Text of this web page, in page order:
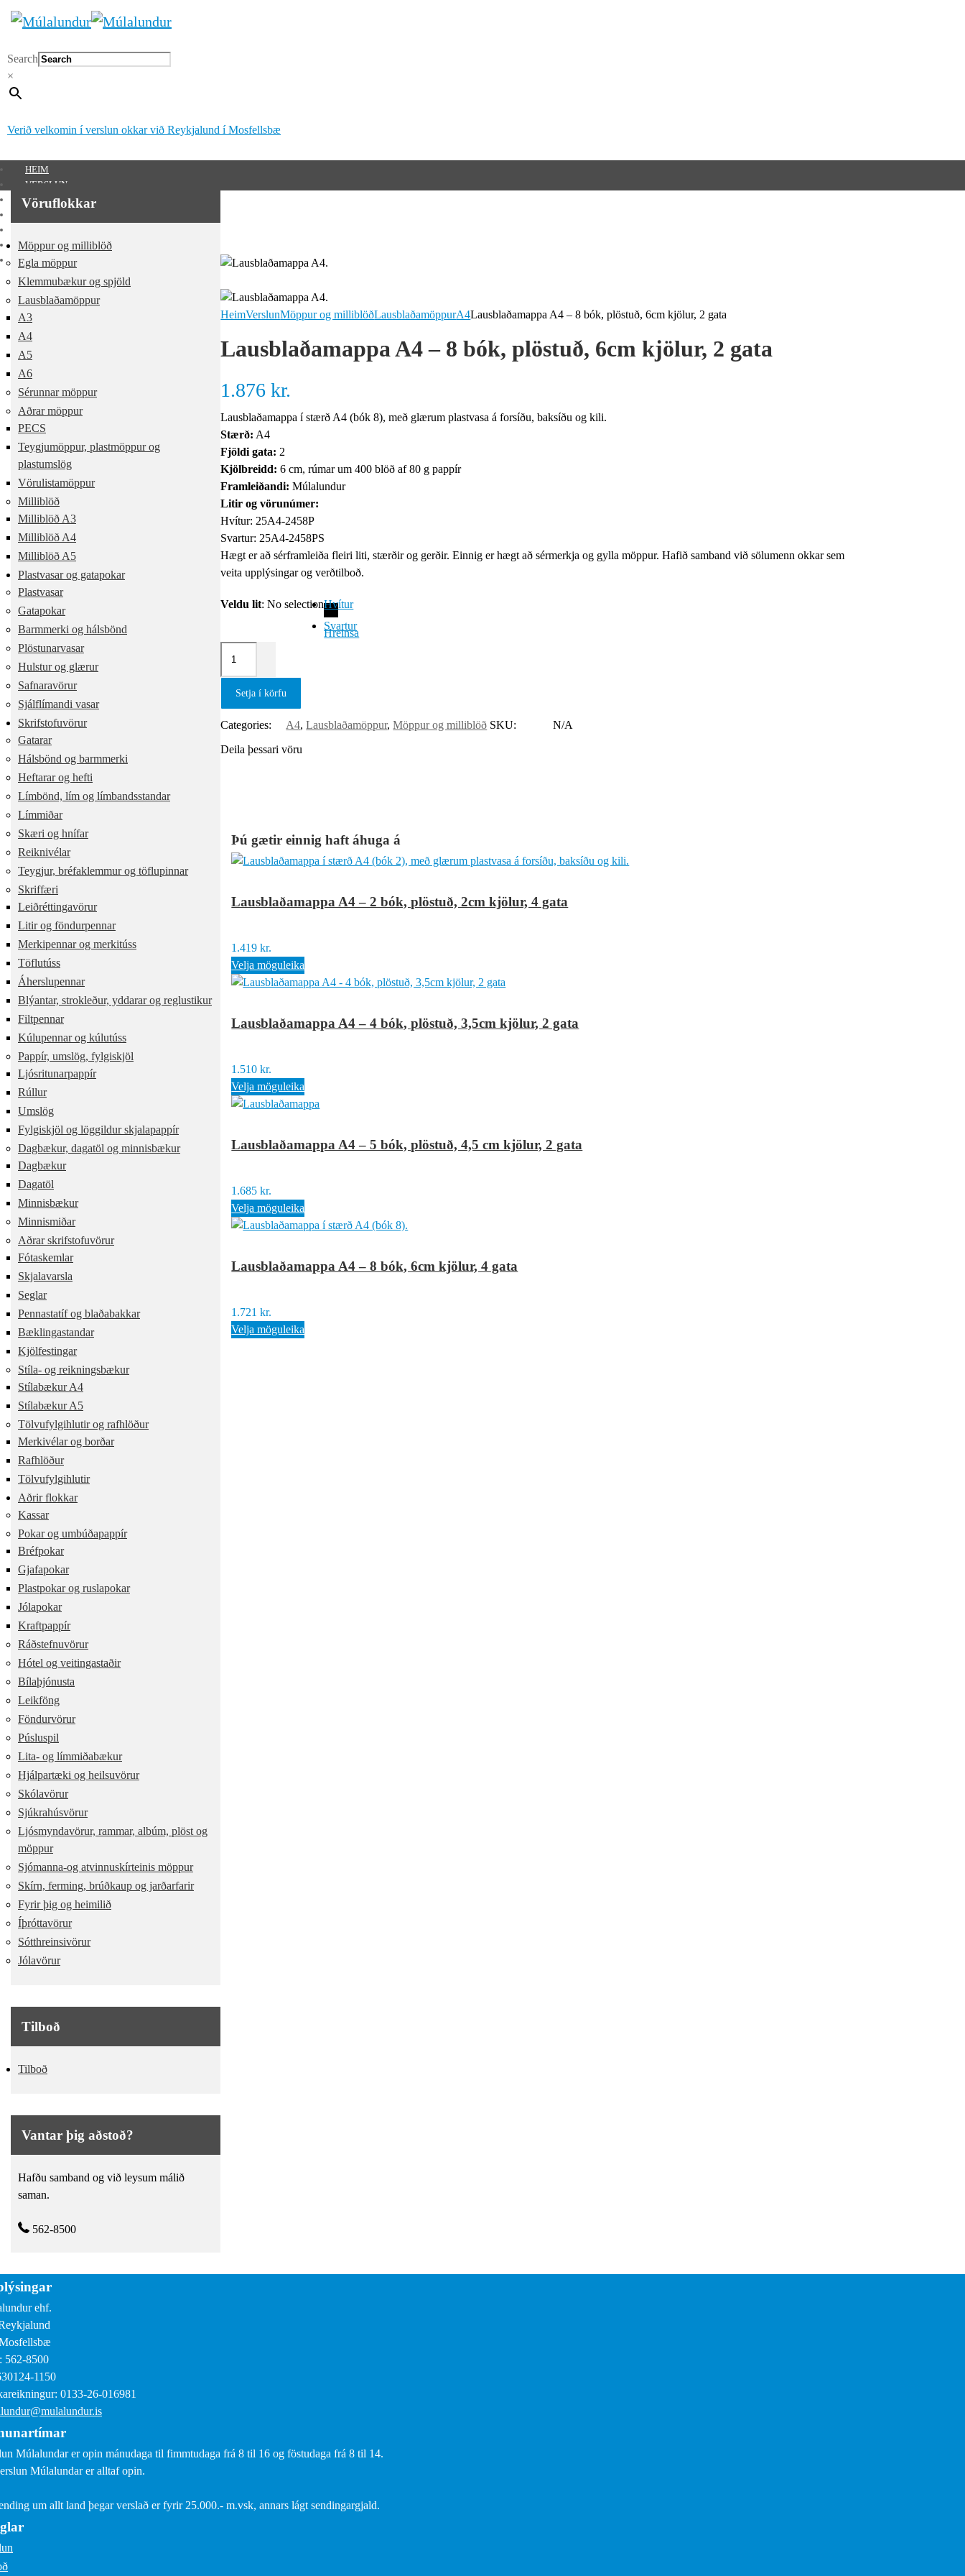
Search
×
Verið velkomin í verslun okkar við Reykjalund í Mosfellsbæ
HEIM
VERSLUN
SÉRUNNAR VÖRUR
HAFA SAMBAND
MITT SVÆÐI
Mitt svæði
0 kr.
HeimVerslunMöppur og milliblöðLausblaðamöppurA4Lausblaðamappa A4 – 8 bók, plöstuð, 6cm kjölur, 2 gata
Lausblaðamappa A4 – 8 bók, plöstuð, 6cm kjölur, 2 gata
1.876kr.
Lausblaðamappa í stærð A4 (bók 8), með glærum plastvasa á forsíðu, baksíðu og kili.
Stærð: A4
Fjöldi gata: 2
Kjölbreidd: 6 cm, rúmar um 400 blöð af 80 g pappír
Framleiðandi:Múlalundur
Litir og vörunúmer:
Hvítur: 25A4-2458P
Svartur: 25A4-2458PS
Hægt er að sérframleiða fleiri liti, stærðir og gerðir. Einnig er hægt að sérmerkja og gylla möppur. Hafið samband við sölumenn okkar sem
veita upplýsingar og verðtilboð.
Veldu lit: No selectionHvítur
Svartur
Hreinsa
Setja í körfu
Categories: A4,Lausblaðamöppur,Möppur og milliblöð SKU:
N/A
Deila þessari vöru
Þú gætir einnig haft áhuga á
Lausblaðamappa A4 – 2 bók, plöstuð, 2cm kjölur, 4 gata
1.419kr.
Velja möguleika
Lausblaðamappa A4 – 4 bók, plöstuð, 3,5cm kjölur, 2 gata
1.510kr.
Velja möguleika
Lausblaðamappa A4 – 5 bók, plöstuð, 4,5 cm kjölur, 2 gata
1.685kr.
Velja möguleika
Lausblaðamappa A4 – 8 bók, 6cm kjölur, 4 gata
1.721kr.
Velja möguleika
Vöruflokkar
Möppur og milliblöð
Egla möppur
Klemmubækur og spjöld
Lausblaðamöppur
A3
A4
A5
A6
Sérunnar möppur
Aðrar möppur
PECS
Teygjumöppur, plastmöppur og
plastumslög
Vörulistamöppur
Milliblöð
Milliblöð A3
Milliblöð A4
Milliblöð A5
Plastvasar og gatapokar
Plastvasar
Gatapokar
Barmmerki og hálsbönd
Plöstunarvasar
Hulstur og glærur
Safnaravörur
Sjálflímandi vasar
Skrifstofuvörur
Gatarar
Hálsbönd og barmmerki
Heftarar og hefti
Límbönd, lím og límbandsstandar
Límmiðar
Skæri og hnífar
Reiknivélar
Teygjur, bréfaklemmur og töflupinnar
Skriffæri
Leiðréttingavörur
Litir og föndurpennar
Merkipennar og merkitúss
Töflutúss
Áherslupennar
Blýantar, strokleður, yddarar og reglustikur
Filtpennar
Kúlupennar og kúlutúss
Pappír, umslög, fylgiskjöl
Ljósritunarpappír
Rúllur
Umslög
Fylgiskjöl og löggildur skjalapappír
Dagbækur, dagatöl og minnisbækur
Dagbækur
Dagatöl
Minnisbækur
Minnismiðar
Aðrar skrifstofuvörur
Fótaskemlar
Skjalavarsla
Seglar
Pennastatíf og blaðabakkar
Bæklingastandar
Kjölfestingar
Stíla- og reikningsbækur
Stílabækur A4
Stílabækur A5
Tölvufylgihlutir og rafhlöður
Merkivélar og borðar
Rafhlöður
Tölvufylgihlutir
Aðrir flokkar
Kassar
Pokar og umbúðapappír
Bréfpokar
Gjafapokar
Plastpokar og ruslapokar
Jólapokar
Kraftpappír
Ráðstefnuvörur
Hótel og veitingastaðir
Bílaþjónusta
Leikföng
Föndurvörur
Púsluspil
Lita- og límmiðabækur
Hjálpartæki og heilsuvörur
Skólavörur
Sjúkrahúsvörur
Ljósmyndavörur, rammar, albúm, plöst og
möppur
Sjómanna-og atvinnuskírteinis möppur
Skírn, ferming, brúðkaup og jarðarfarir
Fyrir þig og heimilið
Íþróttavörur
Sótthreinsivörur
Jólavörur
Tilboð
Tilboð
Vantar þig aðstoð?
Hafðu samband og við leysum málið
saman.
562-8500
ehf.
562-8500
1150
0133-26-016981
Múlalundar er opin mánudaga til fimmtudaga frá 8 til 16 og föstudaga frá 8 til 14.
Múlalundar er alltaf opin.
um allt land þegar verslað er fyrir 25.000.- m.vsk, annars lágt sendingargjald.